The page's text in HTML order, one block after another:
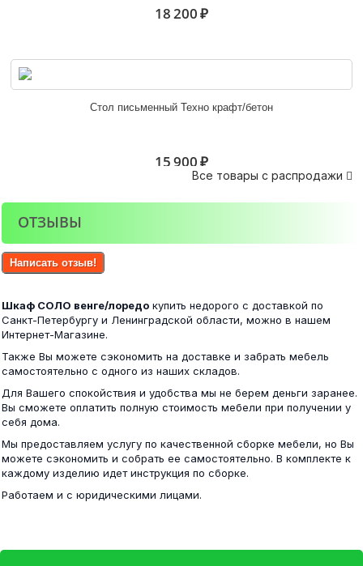
Фиеста шкаф 3-х створчатый венге/лоредо
Фиеста шкаф 4-х створчатый венге/лоредо
18 200 ₽
Стол письменный Техно крафт/бетон
15 900 ₽
Фиеста Кровать 0,9м венге/дуб беленый
8 100 ₽
Прихожая Грация Шимо
11 100 ₽
Кровать с ящиками 1800 Камелия + две тумбы...
Все товары с распродажи 
ОТЗЫВЫ
Написать отзыв!
Шкаф СОЛО венге/лоредо купить недорого с доставкой по
Санкт-Петербургу и Ленинградской области, можно в нашем
Интернет-Магазине.
Также Вы можете сэкономить на доставке и забрать мебель
самостоятельно с одного из наших складов.
Для Вашего спокойствия и удобства мы не берем деньги заранее.
Вы сможете оплатить полную стоимость мебели при получении у
себя дома.
Мы предоставляем услугу по качественной сборке мебели, но Вы
можете сэкономить и собрать ее самостоятельно. В комплекте к
каждому изделию идет инструкция по сборке.
Работаем и с юридическими лицами.